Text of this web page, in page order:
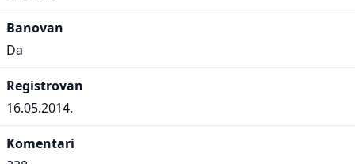
Banovan
Da
Registrovan
16.05.2014.
Komentari